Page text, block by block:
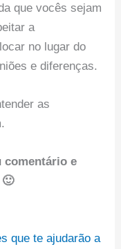
que vocês sejam
a
no lugar do
e diferenças.
as
comentário e
que te ajudarão a